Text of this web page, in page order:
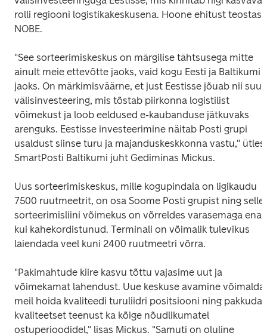
rolli regiooni logistikakeskusena. Hoone ehitust teostas
NOBE.
"See sorteerimiskeskus on märgilise tähtsusega mitte
ainult meie ettevõtte jaoks, vaid kogu Eesti ja Baltikumi
jaoks. On märkimisväärne, et just Eestisse jõuab nii suur
välisinvesteering, mis tõstab piirkonna logistilist
võimekust ja loob eeldused e-kaubanduse jätkuvaks
arenguks. Eestisse investeerimine näitab Posti grupi
usaldust siinse turu ja majanduskeskkonna vastu," ütles
SmartPosti Baltikumi juht Gediminas Mickus.
Uus sorteerimiskeskus, mille kogupindala on ligikaudu
7500 ruutmeetrit, on osa Soome Posti grupist ning selle
sorteerimisliini võimekus on võrreldes varasemaga
kui kahekordistunud. Terminali on võimalik tulevikus
laiendada veel kuni 2400 ruutmeetri võrra.
"Pakimahtude kiire kasvu tõttu vajasime uut ja
võimekamat lahendust. Uue keskuse avamine
meil hoida kvaliteedi turuliidri positsiooni ning pakkuda
kvaliteetset teenust ka kõige nõudlikumatel
ostuperioodidel," lisas Mickus. "Samuti on oluline